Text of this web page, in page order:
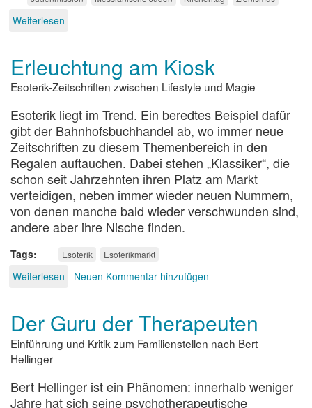
Weiterlesen
Christ?
Erleuchtung am Kiosk
Esoterik-Zeitschriften zwischen Lifestyle und Magie
Esoterik liegt im Trend. Ein beredtes Beispiel dafür
gibt der Bahnhofsbuchhandel ab, wo immer neue
Zeitschriften zu diesem Themenbereich in den
Regalen auftauchen. Dabei stehen „Klassiker“, die
schon seit Jahrzehnten ihren Platz am Markt
verteidigen, neben immer wieder neuen Nummern,
von denen manche bald wieder verschwunden sind,
andere aber ihre Nische finden.
Tags Esoterik Esoterikmarkt
Weiterlesen über
Kiosk
Neuen Kommentar hinzufügen
Der Guru der Therapeuten
Einführung und Kritik zum Familienstellen nach Bert
Hellinger
Bert Hellinger ist ein Phänomen: innerhalb weniger
Jahre hat sich seine psychotherapeutische